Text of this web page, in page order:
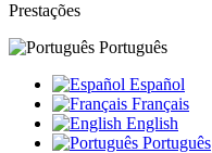
Prestações
Português
Español
Français
English
Português